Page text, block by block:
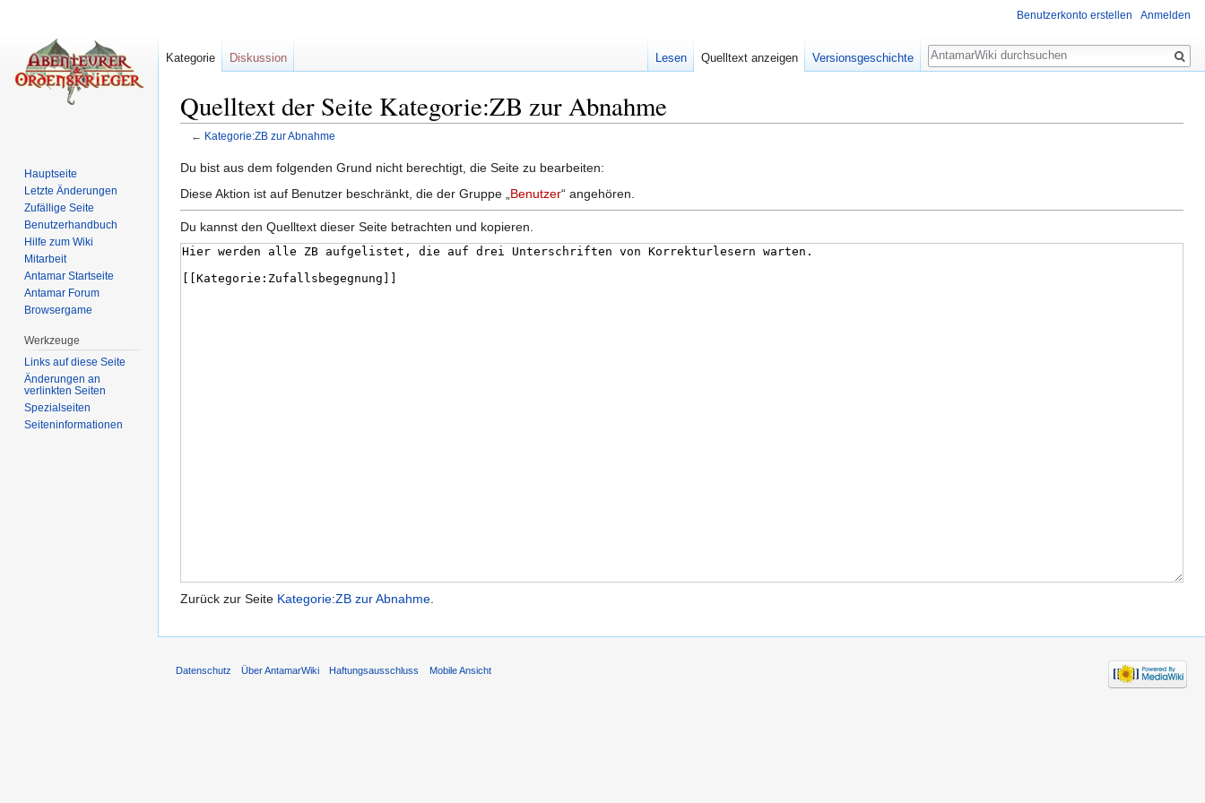
Quelltext der Seite Kategorie:ZB zur Abnahme
← Kategorie:ZB zur Abnahme
Du bist aus dem folgenden Grund nicht berechtigt, die Seite zu bearbeiten:
Diese Aktion ist auf Benutzer beschränkt, die der Gruppe „ Benutzer“ angehören.
Du kannst den Quelltext dieser Seite betrachten und kopieren.
Zurück zur Seite Kategorie:ZB zur Abnahme.
Benutzerkonto erstellen Anmelden
Kategorie Diskussion Lesen Quelltext anzeigen Versionsgeschichte
Suche
Hauptseite
Letzte Änderungen
Zufällige Seite
Benutzerhandbuch
Hilfe zum Wiki
Mitarbeit
Antamar Startseite
Antamar Forum
Browsergame
Werkzeuge
Links auf diese Seite
Änderungen an
verlinkten Seiten
Spezialseiten
Seiten­informationen
Datenschutz Über AntamarWiki Haftungsausschluss Mobile Ansicht